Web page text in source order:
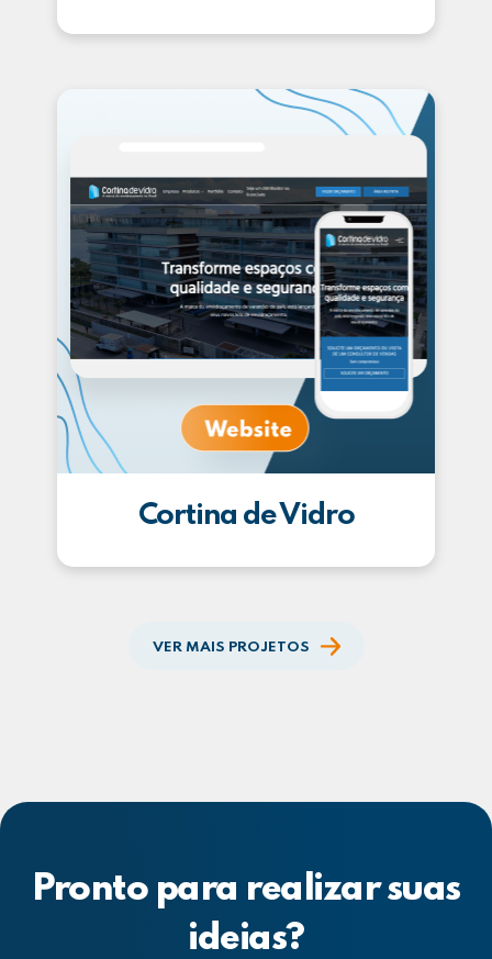
Cortina de Vidro
VER MAIS PROJETOS
Pronto para realizar suas
ideias?